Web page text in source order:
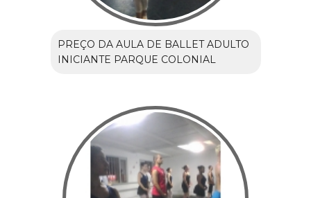
PREÇO DA AULA DE BALLET ADULTO
INICIANTE PARQUE COLONIAL